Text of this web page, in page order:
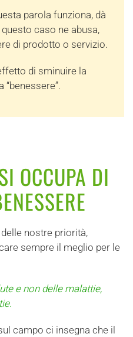
parola funziona, dà
caso ne abusa,
di prodotto o servizio.
di sminuire la
OCCUPA DI
nostre priorità,
sempre il meglio per le
e non delle malattie,
campo ci insegna che il